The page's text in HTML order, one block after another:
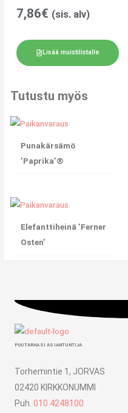
7,86€ (sis. alv)
Lisää muistilistalle
Tutustu myös
Punakärsämö
’Paprika’®
Elefanttiheinä ’Ferner
Osten’
PUUTARHASI ASIANTUNTIJA
Torhemintie 1, JORVAS
02420 KIRKKONUMMI
Puh. 010 4248100